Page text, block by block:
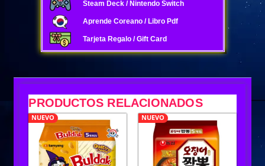
Steam Deck / Nintendo Switch
Aprende Coreano / Libro Pdf
Tarjeta Regalo / Gift Card
PRODUCTOS RELACIONADOS
NUEVO NUEVO